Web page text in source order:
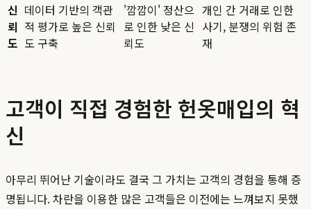
신
뢰
도
데이터 기반의 객관
적 평가로 높은 신뢰
도 구축
'깜깜이' 정산으
로 인한 낮은 신
뢰도
개인 간 거래로 인한
사기, 분쟁의 위험 존
재
고객이 직접 경험한 헌옷매입의 혁
신
아무리 뛰어난 기술이라도 결국 그 가치는 고객의 경험을 통해 증
명됩니다. 차란을 이용한 많은 고객들은 이전에는 느껴보지 못했